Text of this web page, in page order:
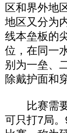
区和界外地
地区又分为
线本垒板的
位，在同一
别为一垒、
除戴护面和
比赛需要
可只打7局